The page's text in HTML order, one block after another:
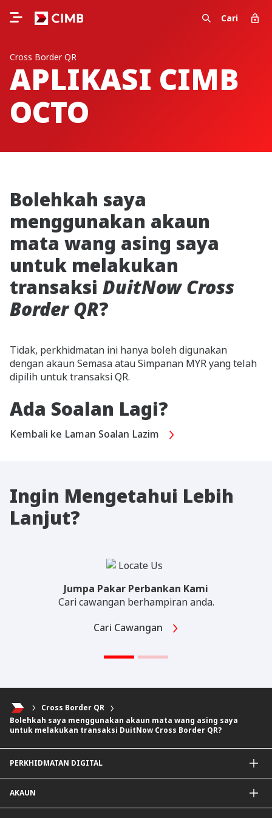
Cari
Cross Border QR
APLIKASI CIMB
OCTO
Bolehkah saya
menggunakan akaun
mata wang asing saya
untuk melakukan
transaksi DuitNow Cross
Border QR?
Tidak, perkhidmatan ini hanya boleh digunakan
dengan akaun Semasa atau Simpanan MYR yang telah
dipilih untuk transaksi QR.
Ada Soalan Lagi?
Kembali ke Laman Soalan Lazim
Ingin Mengetahui Lebih
Lanjut?
Jumpa Pakar Perbankan Kami
Cari cawangan berhampiran anda.
Cari Cawangan
Cross Border QR
Bolehkah saya menggunakan akaun mata wang asing saya
untuk melakukan transaksi DuitNow Cross Border QR?
PERKHIDMATAN DIGITAL
CIMB Clicks
DuitNow QR
AKAUN